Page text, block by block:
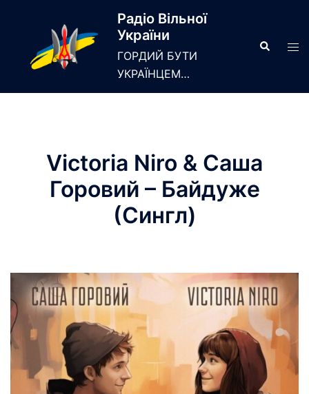
Радіо Вільної
України
ГОРДИЙ БУТИ
УКРАЇНЦЕМ…
Search
Victoria Niro & Саша
Горовий – Байдуже
(Сингл)